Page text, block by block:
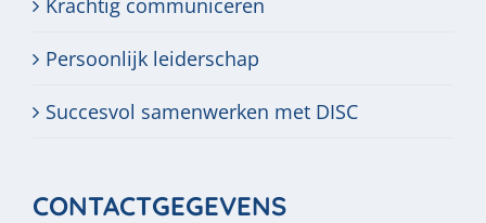
Krachtig communiceren
Persoonlijk leiderschap
Succesvol samenwerken met DISC
CONTACTGEGEVENS